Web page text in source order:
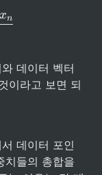
w
_3
,w
_n
]
xn
데이터 벡터
이라고 보면 되
데이터 포인
치들의 총합을